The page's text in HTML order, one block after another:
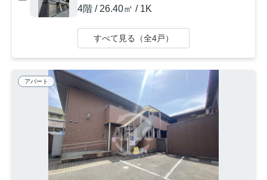
4階 / 26.40㎡ / 1K
すべて見る（全4戸）
アパート